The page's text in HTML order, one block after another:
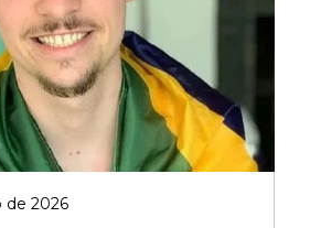
de 2026